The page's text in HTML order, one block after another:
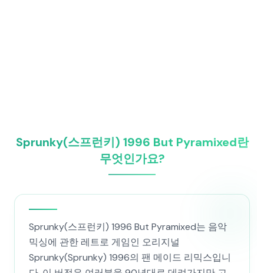
Sprunky(스프런키) 1996 But Pyramixed란
무엇인가요?
Sprunky(스프런키) 1996 But Pyramixed는 음악
믹싱에 관한 레트로 게임인 오리지널
Sprunky(Sprunky) 1996의 팬 메이드 리믹스입니